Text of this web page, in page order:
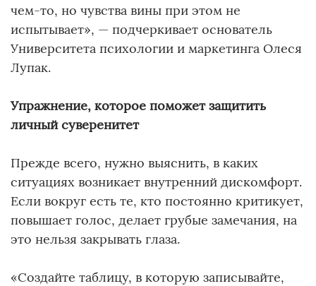
чем-то, но чувства вины при этом не
испытывает», — подчеркивает основатель
Университета психологии и маркетинга Олеся
Лупак.
Упражнение, которое поможет защитить
личный суверенитет
Прежде всего, нужно выяснить, в каких
ситуациях возникает внутренний дискомфорт.
Если вокруг есть те, кто постоянно критикует,
повышает голос, делает грубые замечания, на
это нельзя закрывать глаза.
«Создайте таблицу, в которую записывайте,